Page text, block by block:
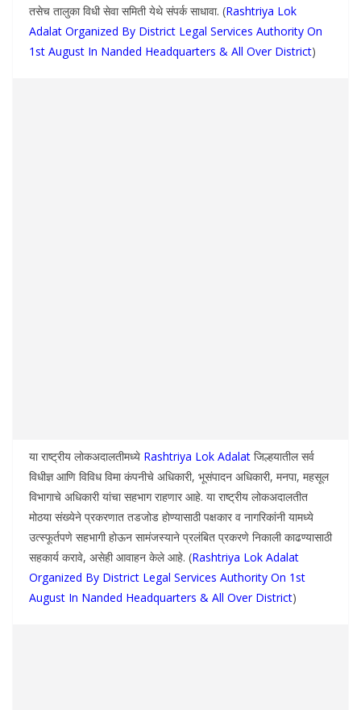
तसेच तालुका विधी सेवा समिती येथे संपर्क साधावा. (Rashtriya Lok
Adalat Organized By District Legal Services Authority On
1st August In Nanded Headquarters & All Over District)
या राष्ट्रीय लोकअदालतीमध्ये Rashtriya Lok Adalat जिल्हयातील सर्व
विधीज्ञ आणि विविध विमा कंपनीचे अधिकारी, भूसंपादन अधिकारी, मनपा, महसूल
विभागाचे अधिकारी यांचा सहभाग राहणार आहे. या राष्ट्रीय लोकअदालतीत
मोठया संख्येने प्रकरणात तडजोड होण्यासाठी पक्षकार व नागरिकांनी यामध्ये
उत्स्फूर्तपणे सहभागी होऊन सामंजस्याने प्रलंबित प्रकरणे निकाली काढण्यासाठी
सहकार्य करावे, असेही आवाहन केले आहे. (Rashtriya Lok Adalat
Organized By District Legal Services Authority On 1st
August In Nanded Headquarters & All Over District)